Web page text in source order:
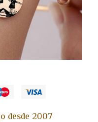
desde 2007